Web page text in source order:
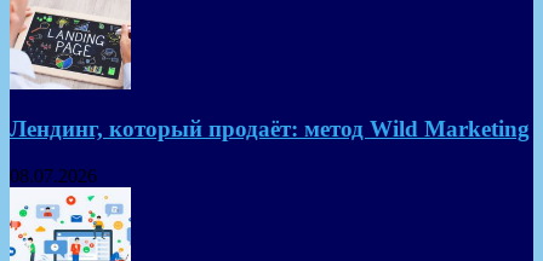
Лендинг, который продаёт: метод Wild Marketing
08.07.2026